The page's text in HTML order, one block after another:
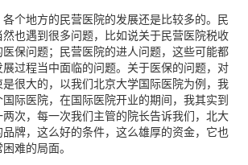
个地方的民营医院的发展还是比较多的。民
也遇到很多问题，比如说关于民营医院税收
保问题；民营医院的进人问题，这些可能都
过程当中面临的问题。关于医保的问题，对
很大的，以我们北京大学国际医院为例，我
际医院，在国际医院开业的期间，我其实到
次，每一次我们主管的院长告诉我们，北大
牌，这么好的条件，这么雄厚的资金，它也
难的局面。